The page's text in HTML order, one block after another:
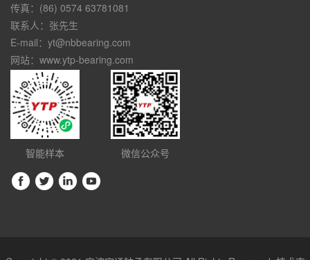
传真：(86) 0574 63781081
联系人：张先生
E-mail：yt@nbbearing.com
网站：www.ytp-bearing.com
智能样本 微信公众号